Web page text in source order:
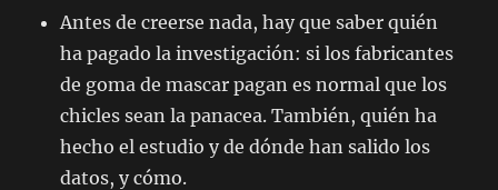
Antes de creerse nada, hay que saber quién
ha pagado la investigación: si los fabricantes
de goma de mascar pagan es normal que los
chicles sean la panacea. También, quién ha
hecho el estudio y de dónde han salido los
datos, y cómo.